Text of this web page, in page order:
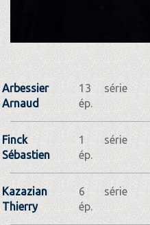
Arbessier
Arnaud
13
ép.
série
Finck
Sébastien
1
ép.
série
Kazazian
Thierry
6
ép.
série